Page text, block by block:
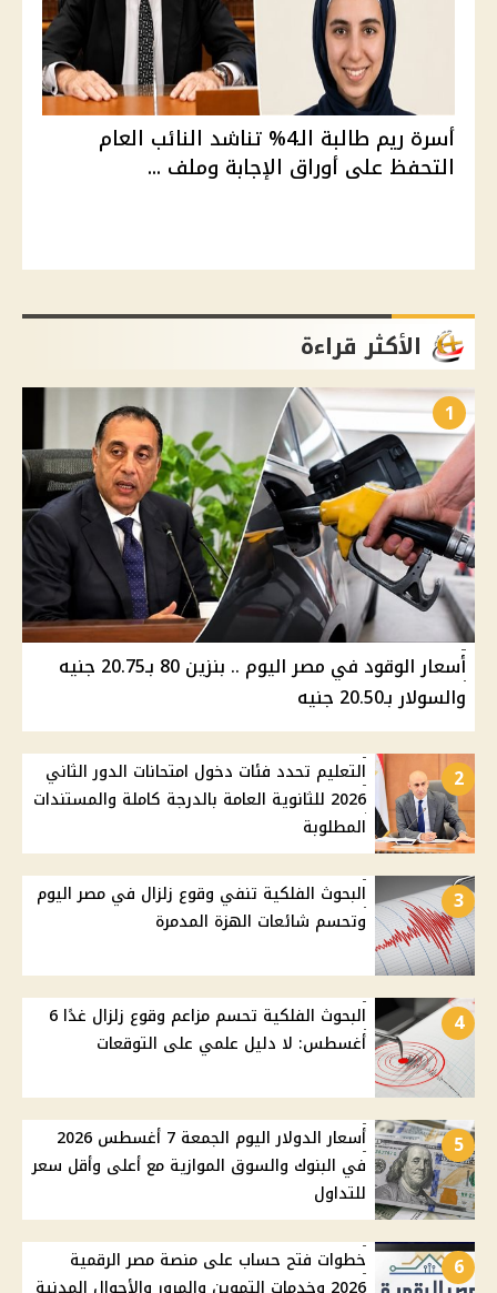
أسرة ريم طالبة الـ4% تناشد النائب العام
التحفظ على أوراق الإجابة وملف ...
الأكثر قراءة
1
أسعار الوقود في مصر اليوم .. بنزين 80 بـ20.75 جنيه
والسولار بـ20.50 جنيه
2
التعليم تحدد فئات دخول امتحانات الدور الثاني
2026 للثانوية العامة بالدرجة كاملة والمستندات
المطلوبة
3
البحوث الفلكية تنفي وقوع زلزال في مصر اليوم
وتحسم شائعات الهزة المدمرة
4
البحوث الفلكية تحسم مزاعم وقوع زلزال غدًا 6
أغسطس: لا دليل علمي على التوقعات
5
أسعار الدولار اليوم الجمعة 7 أغسطس 2026
في البنوك والسوق الموازية مع أعلى وأقل سعر
للتداول
6
خطوات فتح حساب على منصة مصر الرقمية